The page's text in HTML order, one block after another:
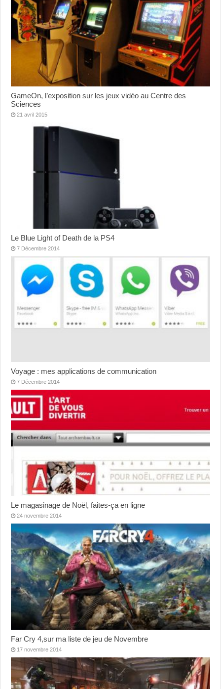
GameOn, l’exposition sur les jeux vidéo au Centre des
Sciences
21 avril 2015
Le Blue Light of Death de la PS4
7 Décembre 2014
Voyage : mes applications de communication
7 Décembre 2014
Le magasinage de Noël, faites-ça en ligne
24 novembre 2014
Far Cry 4,sur ma liste de jeu de Novembre
17 novembre 2014